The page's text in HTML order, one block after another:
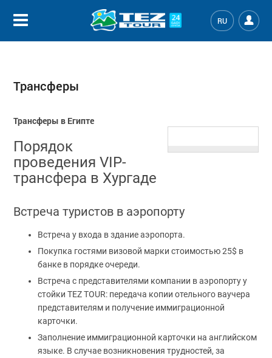
RU
Трансферы
Трансферы в Египте
Порядок
проведения VIP-
трансфера в Хургаде
Встреча туристов в аэропорту
Встреча у входа в здание аэропорта.
Покупка гостями визовой марки стоимостью 25$ в
банке в порядке очереди.
Встреча с представителями компании в аэропорту у
стойки TEZ TOUR: передача копии отельного ваучера
представителям и получение иммиграционной
карточки.
Заполнение иммиграционной карточки на английском
языке. В случае возникновения трудностей, за